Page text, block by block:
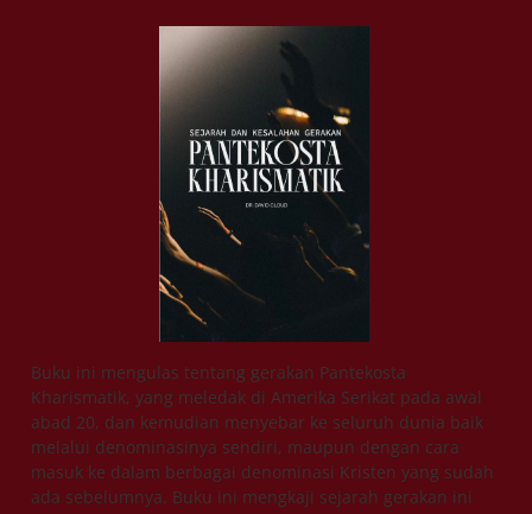
Buku ini mengulas tentang gerakan Pantekosta
Kharismatik, yang meledak di Amerika Serikat pada awal
abad 20, dan kemudian menyebar ke seluruh dunia baik
melalui denominasinya sendiri, maupun dengan cara
masuk ke dalam berbagai denominasi Kristen yang sudah
ada sebelumnya. Buku ini mengkaji sejarah gerakan ini